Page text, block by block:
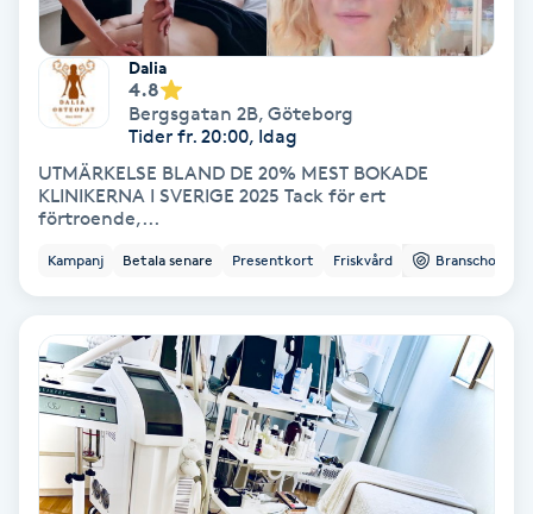
Celluliter
Coachning
Cryoterapi
Dermapen
Diamantslipning
Dalia
4.8
Bergsgatan 2B, Göteborg
Tider fr. 20:00, Idag
UTMÄRKELSE BLAND DE 20% MEST BOKADE
KLINIKERNA I SVERIGE 2025 Tack för ert
förtroende,...
Kampanj Betala senare Presentkort Friskvård Branschorg.